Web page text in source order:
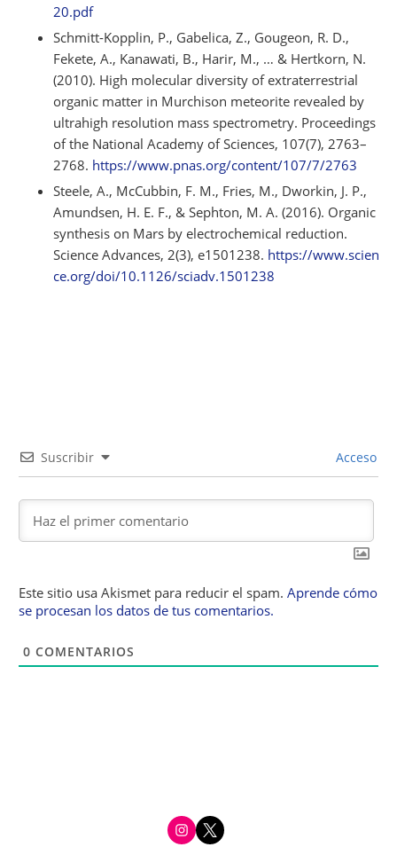
20.pdf
Schmitt-Kopplin, P., Gabelica, Z., Gougeon, R. D.,
Fekete, A., Kanawati, B., Harir, M., … & Hertkorn, N.
(2010). High molecular diversity of extraterrestrial
organic matter in Murchison meteorite revealed by
ultrahigh resolution mass spectrometry. Proceedings
of the National Academy of Sciences, 107(7), 2763–
2768. https://www.pnas.org/content/107/7/2763
Steele, A., McCubbin, F. M., Fries, M., Dworkin, J. P.,
Amundsen, H. E. F., & Sephton, M. A. (2016). Organic
synthesis on Mars by electrochemical reduction.
Science Advances, 2(3), e1501238. https://www.scien
ce.org/doi/10.1126/sciadv.1501238
Suscribir Acceso
Este sitio usa Akismet para reducir el spam. Aprende cómo
se procesan los datos de tus comentarios.
0 COMENTARIOS
i
n
s
t
w
i